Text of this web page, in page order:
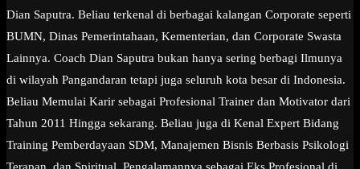
Dian Saputra. Beliau terkenal di berbagai kalangan Corporate seperti
BUMN, Dinas Pemerintahaan, Kementerian, dan Corporate Swasta
Lainnya. Coach Dian Saputra bukan hanya sering berbagi Ilmunya
di wilayah Pangandaran tetapi juga seluruh kota besar di Indonesia.
Beliau Memulai Karir sebagai Profesional Trainer dan Motivator dari
Tahun 2011 Hingga sekarang. Beliau juga di Kenal Expert Bidang
Training Pemberdayaan SDM, Manajemen Bisnis Berbasis Psikologi